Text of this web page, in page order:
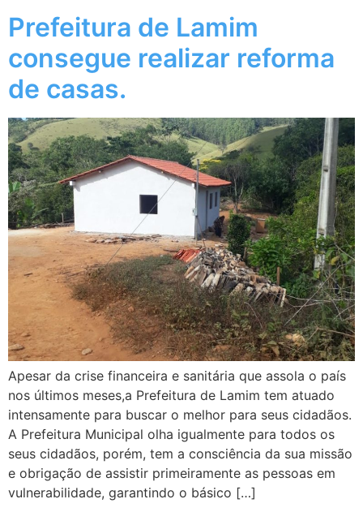
Prefeitura de Lamim
consegue realizar reforma
de casas.
Apesar da crise financeira e sanitária que assola o país
nos últimos meses,a Prefeitura de Lamim tem atuado
intensamente para buscar o melhor para seus cidadãos.
A Prefeitura Municipal olha igualmente para todos os
seus cidadãos, porém, tem a consciência da sua missão
e obrigação de assistir primeiramente as pessoas em
vulnerabilidade, garantindo o básico […]